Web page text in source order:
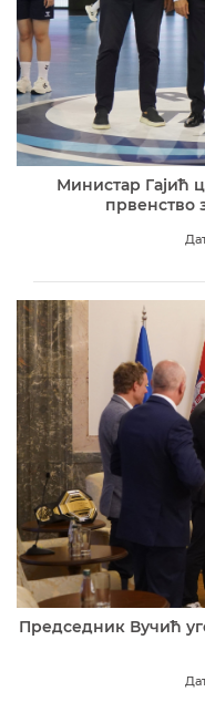
Министар Гајић
првенство
Председник Вучић